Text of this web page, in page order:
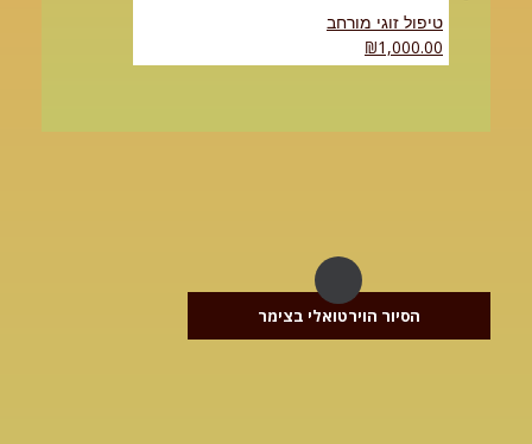
טיפול זוגי מורחב
₪ 1,000.00
הסיור הוירטואלי בצימר